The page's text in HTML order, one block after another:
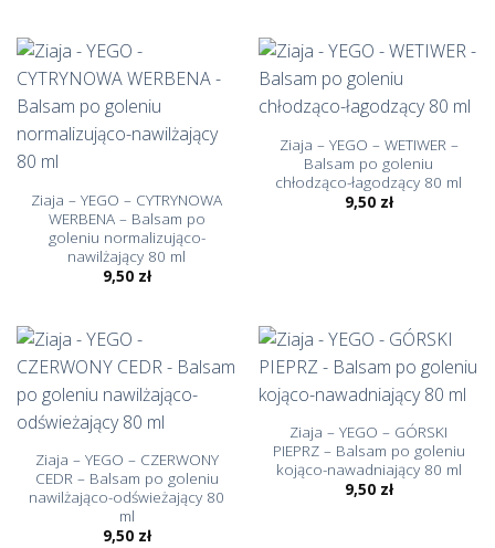
Ziaja – YEGO – CYTRYNOWA
WERBENA – Balsam po
goleniu normalizująco-
nawilżający 80 ml
9,50 zł
Ziaja – YEGO – WETIWER –
Balsam po goleniu
chłodząco-łagodzący 80 ml
9,50 zł
Ziaja – YEGO – CZERWONY
CEDR – Balsam po goleniu
nawilżająco-odświeżający 80
ml
9,50 zł
Ziaja – YEGO – GÓRSKI
PIEPRZ – Balsam po goleniu
kojąco-nawadniający 80 ml
9,50 zł